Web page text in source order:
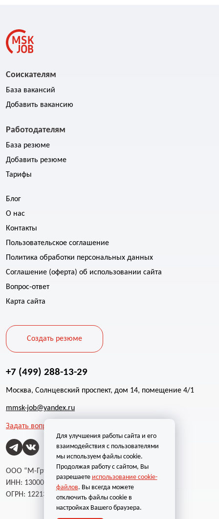
Соискателям
База вакансий
Добавить вакансию
Работодателям
База резюме
Добавить резюме
Тарифы
Блог
О нас
Контакты
Пользовательское соглашение
Политика обработки персональных данных
Соглашение (оферта) об использовании сайта
Вопрос-ответ
Карта сайта
Создать резюме
+7 (499) 288-13-29
Москва, Солнцевский проспект, дом 14, помещение 4/1
mmsk-job@yandex.ru
Задать вопрос
ООО “М-Групп”
ИНН: 1300002787
ОГРН: 1221300004232
Для улучшения работы сайта и его
взаимодействия с пользователями
мы используем файлы cookie.
Продолжая работу с сайтом, Вы
разрешаете использование cookie-
файлов. Вы всегда можете
отключить файлы cookie в
настройках Вашего браузера.